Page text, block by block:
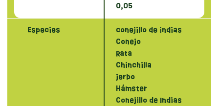
0,05
Especies
conejillo de indias
Conejo
Rata
Chinchilla
jerbo
Hámster
Conejillo de Indias